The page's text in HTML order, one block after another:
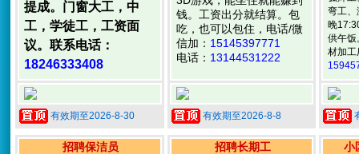
提成。门窗大工，中
工，学徒工，工资面
议。联系电话：
18246333408
有效期至2026-8-30
钱。工资出分就结算。包
吃，也可以包住，电话/微
信加： 15145397771
电话： 13144531222
有效期至2026-8-8
弯工、
晚
供午饭
材加工
招聘保洁员
招聘长期工
小